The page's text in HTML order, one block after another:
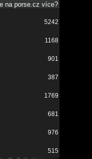
na porse.cz více?
5242
1168
901
387
1769
681
976
515